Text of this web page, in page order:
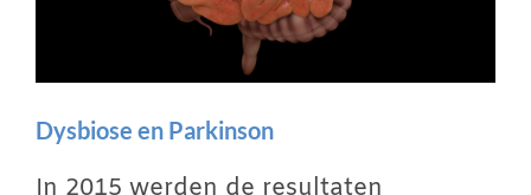
Dysbiose en Parkinson
In 2015 werden de resultaten